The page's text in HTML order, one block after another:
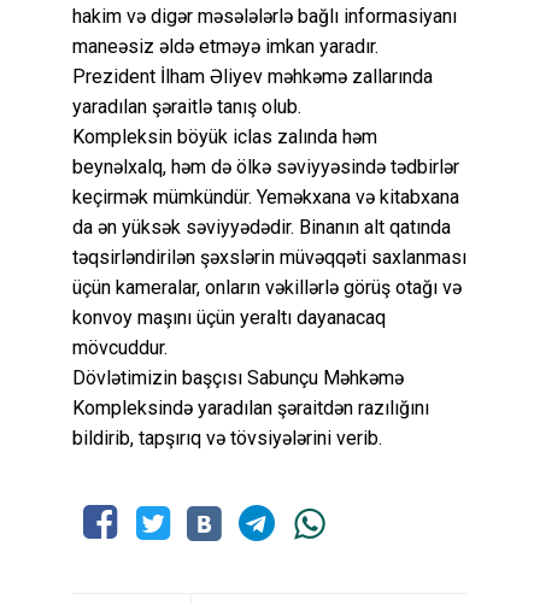
hakim və digər məsələlərlə bağlı informasiyanı
maneəsiz əldə etməyə imkan yaradır.
Prezident İlham Əliyev məhkəmə zallarında
yaradılan şəraitlə tanış olub.
Kompleksin böyük iclas zalında həm
beynəlxalq, həm də ölkə səviyyəsində tədbirlər
keçirmək mümkündür. Yeməkxana və kitabxana
da ən yüksək səviyyədədir. Binanın alt qatında
təqsirləndirilən şəxslərin müvəqqəti saxlanması
üçün kameralar, onların vəkillərlə görüş otağı və
konvoy maşını üçün yeraltı dayanacaq
mövcuddur.
Dövlətimizin başçısı Sabunçu Məhkəmə
Kompleksində yaradılan şəraitdən razılığını
bildirib, tapşırıq və tövsiyələrini verib.